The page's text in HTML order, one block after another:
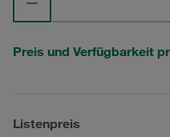
Preis und Verfügbarkeit
Listenpreis